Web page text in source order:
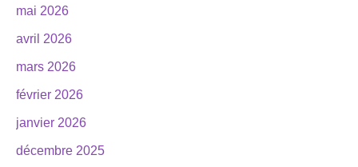
mai 2026
avril 2026
mars 2026
février 2026
janvier 2026
décembre 2025